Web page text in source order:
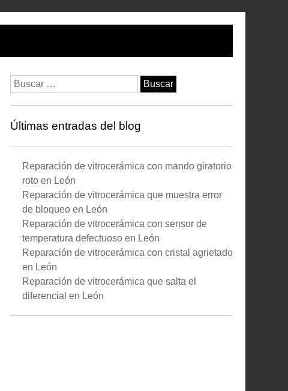
Buscar:
Últimas entradas del blog
Reparación de vitrocerámica con mando giratorio
roto en León
Reparación de vitrocerámica que muestra error
de bloqueo en León
Reparación de vitrocerámica con sensor de
temperatura defectuoso en León
Reparación de vitrocerámica con cristal agrietado
en León
Reparación de vitrocerámica que salta el
diferencial en León